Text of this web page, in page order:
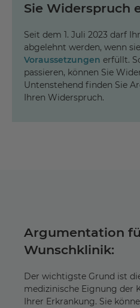
Sie Widerspruch
Seit dem 1. Juli 2023 darf
abgelehnt werden, wenn
Voraussetzungen erfüllt.
passieren, können Sie
Untenstehend finden Sie
Ihren Widerspruch.
Argumentation
Wunschklinik:
Der wichtigste Grund ist
medizinische Eignung der
Ihrer Erkrankung. Sie